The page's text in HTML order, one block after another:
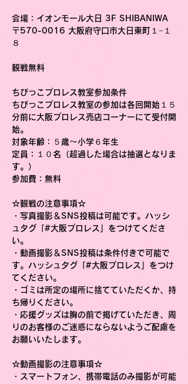
会場 ：イオンモール大日 3F SHIBANIWA
〒570-0016 大阪府守口市大日東町１−１
８
観戦無料
ちびっこプロレス教室参加条件
ちびっこプロレス教室の参加は各回開始１５
分前に大阪プロレス売店コーナーにて受付開
始。
対象年齢：５歳〜小学６年生
定員：１０名（超過した場合は抽選となりま
す。）
参加費：無料
☆観戦の注意事項☆
・写真撮影＆SNS投稿は可能です。ハッシ
ュタグ「#大阪プロレス」をつけてくださ
い。
・動画撮影＆SNS投稿は条件付きで可能で
す。ハッシュタグ「#大阪プロレス」をつけ
てください。
・ゴミは所定の場所に捨てていただくか、持
ち帰りください。
・応援グッズは胸の前で掲げていただき、周
りのお客様のご迷惑にならないようご配慮を
お願いいたします。
☆動画撮影の注意事項☆
・スマートフォン、携帯電話のみ撮影が可能